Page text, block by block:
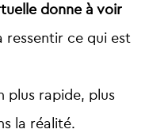
donne à voir
ressentir ce qui est
plus rapide, plus
la réalité.